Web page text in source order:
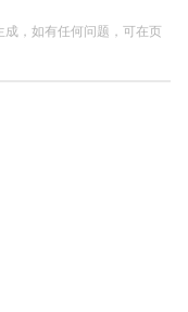
，如有任何问题，可在页